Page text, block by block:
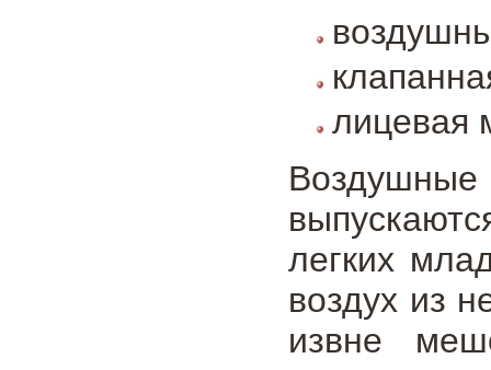
лицевая
легких
воздух из
извне